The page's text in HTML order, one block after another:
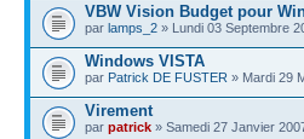
VBW Vision Budget pour
par lamps_2 » Lundi 03 Septembre
Windows VISTA
par Patrick DE FUSTER » Mardi 29
Virement
par patrick » Samedi 27 Janvier